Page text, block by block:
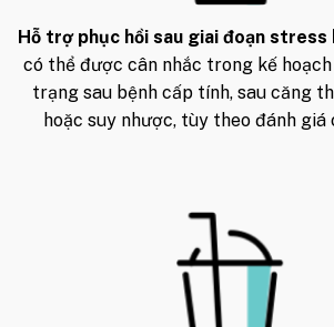
Hỗ trợ phục hồi sau giai đoạn stress
có thể được cân nhắc trong kế
trạng sau bệnh cấp tính, sau căng
hoặc suy nhược, tùy theo đánh giá